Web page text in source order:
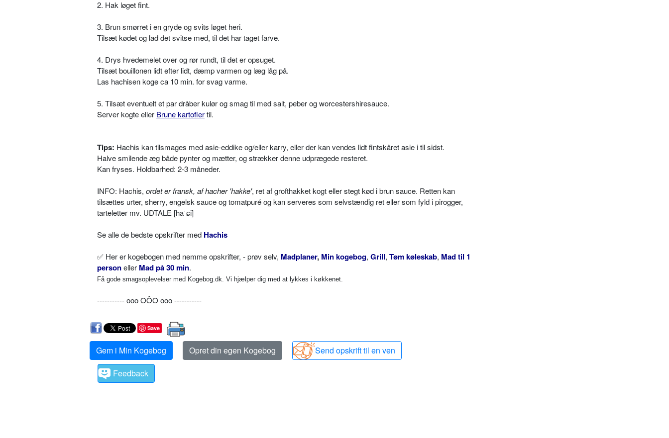
2. Hak løget fint.
3. Brun smørret i en gryde og svits løget heri.
Tilsæt kødet og lad det svitse med, til det har taget farve.
4. Drys hvedemelet over og rør rundt, til det er opsuget.
Tilsæt bouillonen lidt efter lidt, dæmp varmen og læg låg på.
Las hachisen koge ca 10 min. for svag varme.
5. Tilsæt eventuelt et par dråber kulør og smag til med salt, peber og worcestershiresauce.
Server kogte eller Brune kartoflertil.
Tips: Hachis kan tilsmages med asie-eddike og/eller karry, eller der kan vendes lidt fintskåret asie i til sidst.
Halve smilende æg både pynter og mætter, og strækker denne udprægede resteret.
Kan fryses. Holdbarhed: 2-3 måneder.
INFO: Hachis, ordet er fransk, af hacher 'hakke', ret af grofthakket kogt eller stegt kød i brun sauce. Retten kan
tilsættes urter, sherry, engelsk sauce og tomatpuré og kan serveres som selvstændig ret eller som fyld i pirogger,
tarteletter mv. UDTALE [haˈɕi]
Se alle de bedste opskrifter med Hachis
✅ Her er kogebogen med nemme opskrifter, - prøv selv, Madplaner, Min kogebog, Grill, Tøm køleskab, Mad til 1
personeller Mad på 30 min.
Få gode smagsoplevelser med Kogebog.dk. Vi hjælper dig med at lykkes i køkkenet.
----------- ooo OÔO ooo -----------
Save
Gem i Min Kogebog Opret din egen Kogebog
Send opskrift til en ven
Feedback